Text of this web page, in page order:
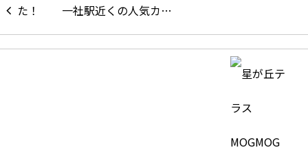
一社駅近くの人気カ…